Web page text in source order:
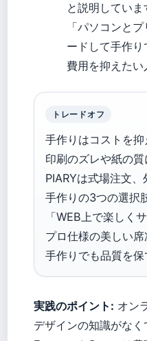
と説明していま
「パソコンと
ードして手作り
費用を抑えたい
トレードオフ
手作りはコストを抑
印刷のズレや紙の
PIARYは式場注文、
手作りの3つの選択
「WEB上で楽しく
プロ仕様の美しい席
手作りでも品質を保
実践のポイント: オン
デザインの知識がな